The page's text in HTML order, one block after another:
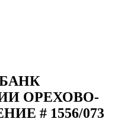
ОРЕХОВО-
# 1556/073